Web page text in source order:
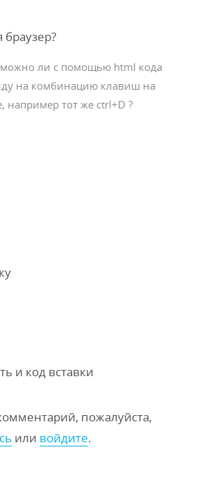
браузер?
можно ли с помощью html кода
на комбинацию клавиш на
например тот же ctrl+D ?
и код вставки
пожалуйста,
или войдите.